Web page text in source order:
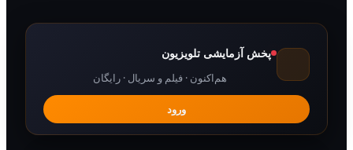
پخش آزمایشی تلویزیون
هم‌اکنون · فیلم و سریال · رایگان